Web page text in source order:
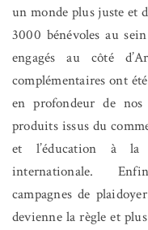
un monde plus juste et
3000 bénévoles au
engagés au côté
complémentaires ont
en profondeur de
produits issus du
et l’éducation à
internationale.
campagnes de
devienne la règle et